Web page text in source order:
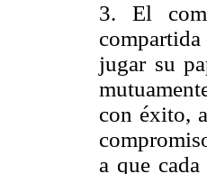
3. El
compartida
jugar su
con éxito,
a que